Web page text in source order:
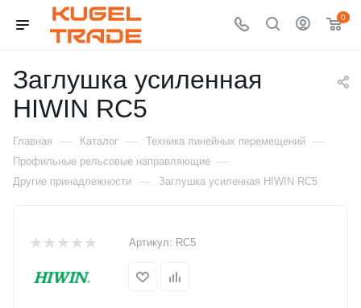
0
Заглушка усиленная
HIWIN RC5
Главная — Каталог — Техника линейных перемещений —
Профильные рельсовые направляющие —
Другие принадлежности — Заглушка усиленная HIWIN RC5
Артикул: RC5